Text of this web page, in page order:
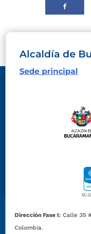
Alcaldía de
Sede principal
Dirección Fase I: Calle 35
Colombia.